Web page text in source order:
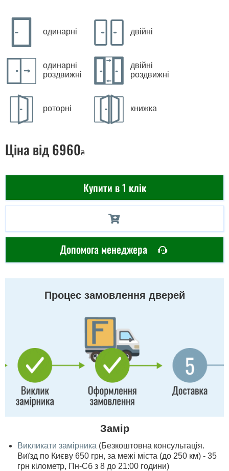
одинарні двійні
одинарні
роздвижні
двійні
роздвижні
роторні книжка
Ціна від 6960₴
Купити в 1 клік
Допомога менеджера
Процес замовлення дверей
Замір
Викликати замірника (Безкоштовна консультація.
Виїзд по Києву 650 грн, за межі міста (до 250 км) - 35
грн кілометр, Пн-Сб з 8 до 21:00 години)